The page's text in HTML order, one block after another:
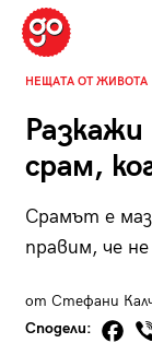
НЕЩАТА ОТ ЖИВОТА
срам,
Срамът е
правим, че
от Стефани
Сподели: